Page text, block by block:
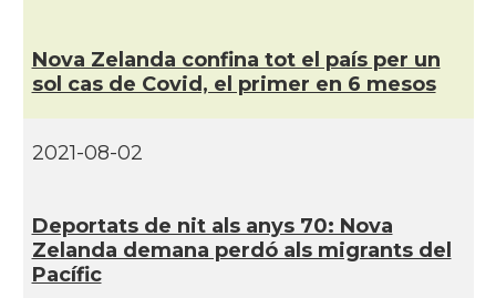
Nova Zelanda confina tot el paí­s per un
sol cas de Covid, el primer en 6 mesos
2021-08-02
Deportats de nit als anys 70: Nova
Zelanda demana perdó als migrants del
Pací­fic